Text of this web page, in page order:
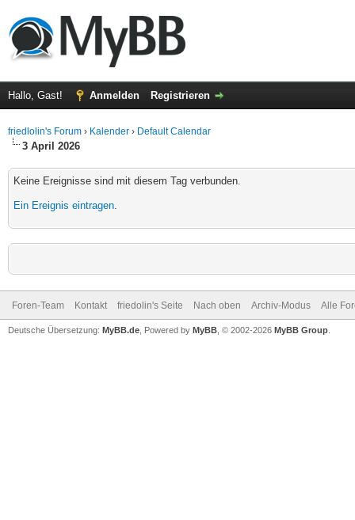
Hallo, Gast! Anmelden Registrieren
friedlolin's Forum › Kalender › Default Calendar
3 April 2026
Keine Ereignisse sind mit diesem Tag verbunden.
Ein Ereignis eintragen.
Foren-Team Kontakt friedolin's Seite Nach oben Archiv-Modus Alle
Deutsche Übersetzung: MyBB.de , Powered by MyBB , © 2002-2026 MyBB Group